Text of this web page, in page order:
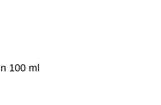
100 ml